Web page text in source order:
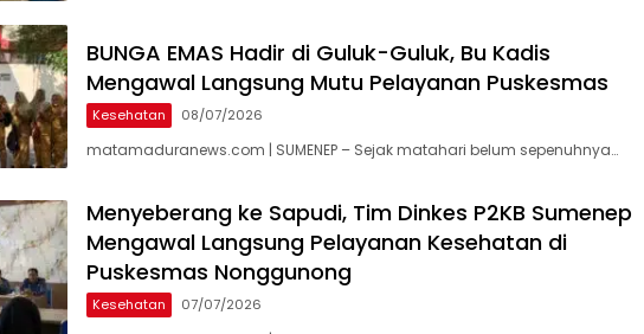
BUNGA EMAS Hadir di Guluk-Guluk, Bu Kadis
Mengawal Langsung Mutu Pelayanan Puskesmas
Kesehatan 08/07/2026
matamaduranews.com | SUMENEP – Sejak matahari belum sepenuhnya…
Menyeberang ke Sapudi, Tim Dinkes P2KB Sumenep
Mengawal Langsung Pelayanan Kesehatan di
Puskesmas Nonggunong
Kesehatan 07/07/2026